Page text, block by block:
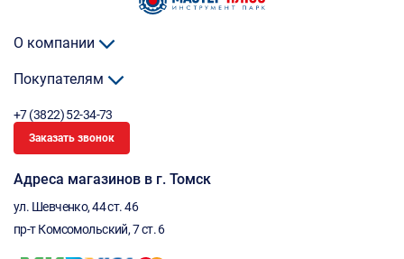
О компании
Покупателям
+7 (3822) 52-34-73
Заказать звонок
Адреса магазинов в г. Томск
ул. Шевченко, 44 ст. 46
пр-т Комсомольский, 7 ст. 6